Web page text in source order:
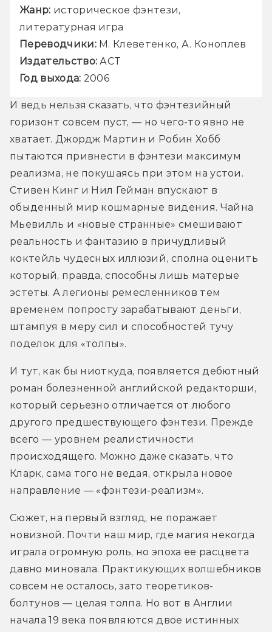
Жанр: историческое фэнтези,
Переводчики:
Издательство:
Год выхода: 2006
И ведь нельзя сказать, что фэнтезийный
горизонт совсем пуст, — но чего-то явно не
хватает. Джордж Мартин и Робин Хобб
пытаются привнести в фэнтези максимум
реализма, не покушаясь при этом на устои.
Стивен Кинг и Нил Гейман впускают в
обыденный мир кошмарные видения. Чайна
Мьевилль и «новые странные» смешивают
реальность и фантазию в причудливый
коктейль чудесных иллюзий, сполна оценить
который, правда, способны лишь матерые
эстеты. А легионы ремесленников тем
временем попросту зарабатывают деньги,
штампуя в меру сил и способностей тучу
поделок для «толпы».
И тут, как бы ниоткуда, появляется дебютный
роман болезненной английской редакторши,
который серьезно отличается от любого
другого предшествующего фэнтези. Прежде
всего — уровнем реалистичности
происходящего. Можно даже сказать, что
Кларк, сама того не ведая, открыла новое
направление — «фэнтези-реализм».
Сюжет, на первый взгляд, не поражает
новизной. Почти наш мир, где магия некогда
играла огромную роль, но эпоха ее расцвета
давно миновала. Практикующих волшебников
совсем не осталось, зато теоретиков-
болтунов — целая толпа. Но вот в Англии
начала 19 века появляются двое истинных